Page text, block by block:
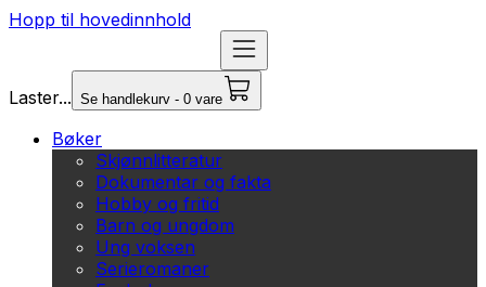
Hopp til hovedinnhold
Laster... Se handlekurv - 0 vare
Bøker
Skjønnlitteratur
Dokumentar og fakta
Hobby og fritid
Barn og ungdom
Ung voksen
Serieromaner